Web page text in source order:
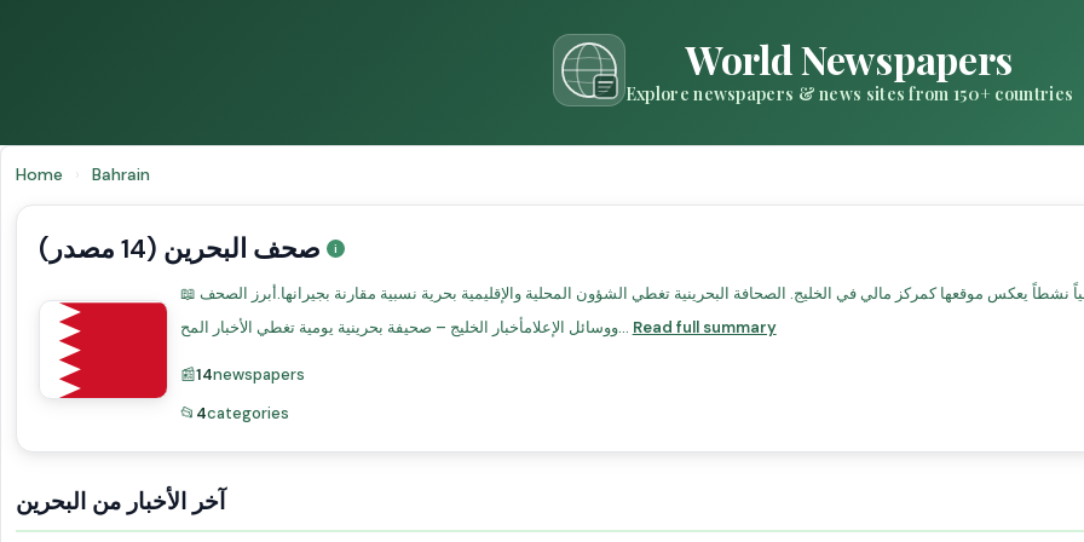
World Newspapers
Explore newspapers & news sites from 150+ countries
Home › Bahrain
صحف البحرين (14 مصدر)
📖 المشهد الإعلامي في البحرينتمتلك البحرين مشهداً إعلامياً نشطاً يعكس موقعها كمركز مالي في الخليج. الصحافة البحرينية تغطي الشؤون المحلية والإقليمية بحرية نسبية مقارنة بجيرانها.أبرز الصحف
ووسائل الإعلامأخبار الخليج – صحيفة بحرينية يومية تغطي الأخبار المح... Read full summary
📰14newspapers
📂 4categories
آخر الأخبار من البحرين